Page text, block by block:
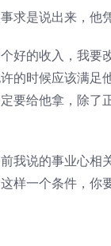
是说出来，他
好的收入，我
的时候应该满足
要给他拿，除
我说的事业心
样一个条件，你